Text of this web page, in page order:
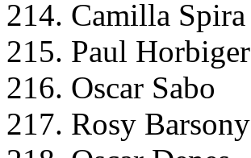
214. Camilla Spira
215. Paul Horbiger
216. Oscar Sabo
217. Rosy Barsony